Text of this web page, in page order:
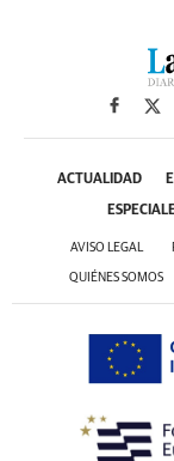
ACTUALIDAD
AVISO LEGAL
QUIÉNES SOMOS